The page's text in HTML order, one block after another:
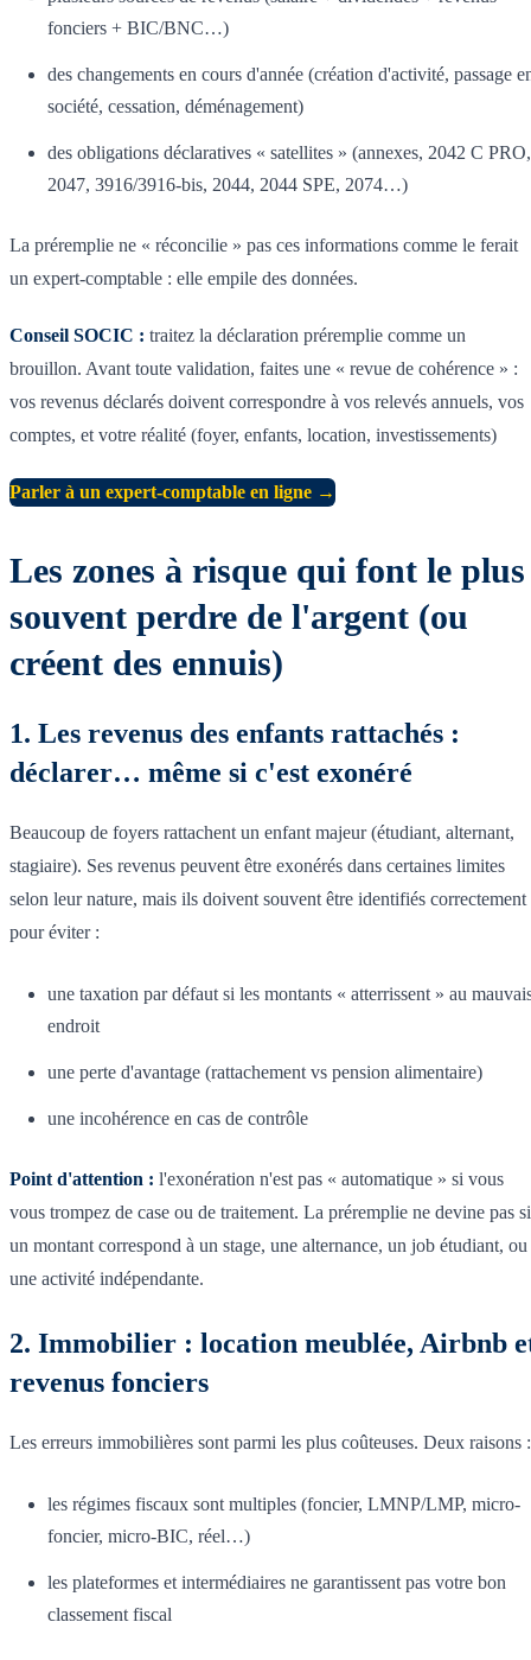
fonciers + BIC/BNC…)
des changements en cours d'année (création d'activité, passage
société, cessation, déménagement)
des obligations déclaratives « satellites » (annexes, 2042 C PRO,
2047, 3916/3916-bis, 2044, 2044 SPE, 2074…)
La préremplie ne « réconcilie » pas ces informations comme le ferait
un expert-comptable : elle empile des données.
Conseil SOCIC : traitez la déclaration préremplie comme un
brouillon. Avant toute validation, faites une « revue de cohérence » :
vos revenus déclarés doivent correspondre à vos relevés annuels, vos
comptes, et votre réalité (foyer, enfants, location, investissements)
Parler à un expert-comptable en ligne →
Les zones à risque qui font le plus
souvent perdre de l'argent (ou
créent des ennuis)
1. Les revenus des enfants rattachés :
déclarer… même si c'est exonéré
Beaucoup de foyers rattachent un enfant majeur (étudiant, alternant,
stagiaire). Ses revenus peuvent être exonérés dans certaines limites
selon leur nature, mais ils doivent souvent être identifiés correctement
pour éviter :
une taxation par défaut si les montants « atterrissent » au
endroit
une perte d'avantage (rattachement vs pension alimentaire)
une incohérence en cas de contrôle
Point d'attention : l'exonération n'est pas « automatique » si vous
vous trompez de case ou de traitement. La préremplie ne devine pas si
un montant correspond à un stage, une alternance, un job étudiant, ou
une activité indépendante.
2. Immobilier : location meublée, Airbnb
revenus fonciers
Les erreurs immobilières sont parmi les plus coûteuses. Deux raisons :
les régimes fiscaux sont multiples (foncier, LMNP/LMP, micro-
foncier, micro-BIC, réel…)
les plateformes et intermédiaires ne garantissent pas votre bon
classement fiscal